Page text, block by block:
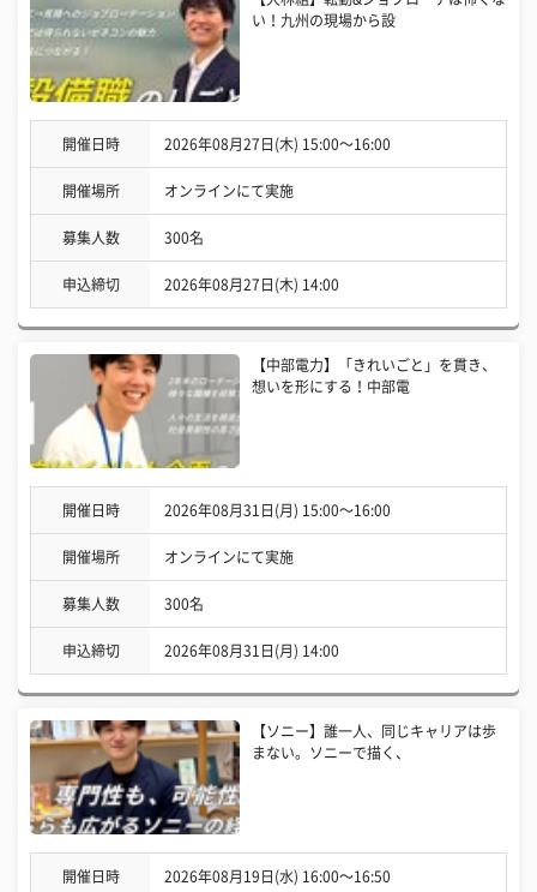
い！九州の現場から設
開催日時 2026年08月27日(木) 15:00〜16:00
開催場所 オンラインにて実施
募集人数 300名
申込締切 2026年08月27日(木) 14:00
【中部電力】「きれいごと」を貫き、
想いを形にする！中部電
開催日時 2026年08月31日(月) 15:00〜16:00
開催場所 オンラインにて実施
募集人数 300名
申込締切 2026年08月31日(月) 14:00
【ソニー】誰一人、同じキャリアは歩
まない。ソニーで描く、
開催日時 2026年08月19日(水) 16:00〜16:50